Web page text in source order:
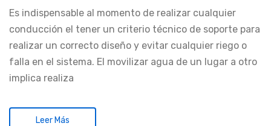
Es indispensable al momento de realizar cualquier
conducción el tener un criterio técnico de soporte para
realizar un correcto diseño y evitar cualquier riego o
falla en el sistema. El movilizar agua de un lugar a otro
implica realiza
Leer Más